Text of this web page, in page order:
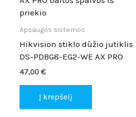
Apsaugos sistemos
Hikvision stiklo dūžio jutiklis
DS-PDBG8-EG2-WE AX PRO
47,00 €
Į krepšelį